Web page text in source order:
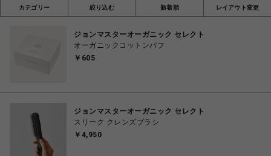
カテゴリー 絞り込む 新着順 レイアウト変更
ジョンマスターオーガニック セレクト
オーガニックコットンパフ
￥605
ジョンマスターオーガニック セレクト
スリーク クレンズブラシ
￥4,950